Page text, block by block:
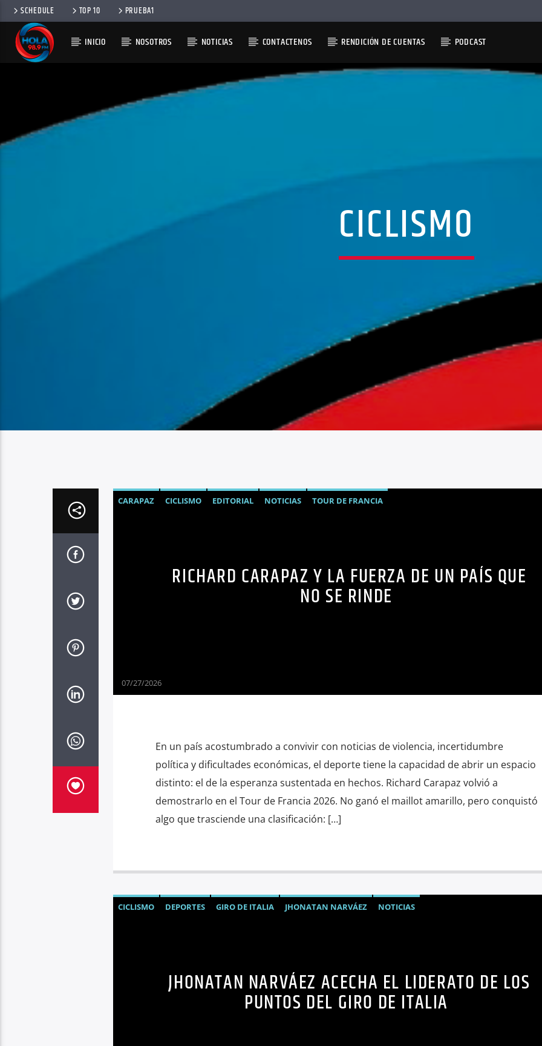
SCHEDULE TOP 10 PRUEBA1
INICIO NOSOTROS NOTICIAS CONTACTENOS RENDICIÓN DE CUENTAS PODCAST
CICLISMO
CARAPAZ CICLISMO EDITORIAL NOTICIAS TOUR DE FRANCIA
RICHARD CARAPAZ Y LA FUERZA DE UN PAÍS QUE
NO SE RINDE
07/27/2026
En un país acostumbrado a convivir con noticias de violencia, incertidumbre
política y dificultades económicas, el deporte tiene la capacidad de abrir un espacio
distinto: el de la esperanza sustentada en hechos. Richard Carapaz volvió a
demostrarlo en el Tour de Francia 2026. No ganó el maillot amarillo, pero conquistó
algo que trasciende una clasificación: […]
CICLISMO DEPORTES GIRO DE ITALIA JHONATAN NARVÁEZ NOTICIAS
JHONATAN NARVÁEZ ACECHA EL LIDERATO DE LOS
PUNTOS DEL GIRO DE ITALIA